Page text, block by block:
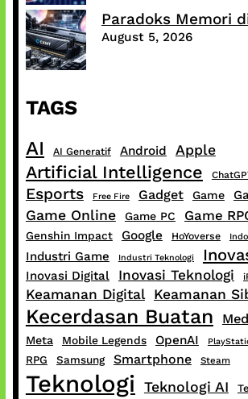
Paradoks Memori
August 5, 2026
TAGS
AI AI Generatif Android Apple
Artificial Intelligence
Esports Free Fire Gadget Game
Game Online Game PC Game
Genshin Impact Google HoYoverse
Industri Game Industri Teknologi
Inovasi Digital Inovasi Teknologi
Keamanan Digital Keamanan
Kecerdasan Buatan
Meta Mobile Legends OpenAI
RPG Samsung Smartphone Steam
Teknologi Teknologi AI